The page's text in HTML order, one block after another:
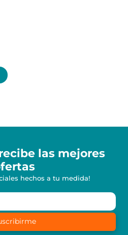
las mejores
hechos a tu medida!